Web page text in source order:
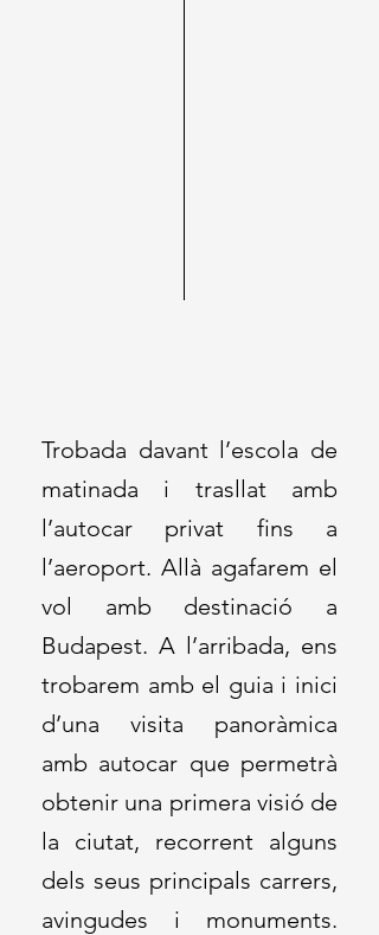
Trobada davant l’escola de
matinada i trasllat amb
l’autocar privat fins a
l’aeroport. Allà agafarem el
vol amb destinació a
Budapest. A l’arribada, ens
trobarem amb el guia i inici
d’una visita panoràmica
amb autocar que permetrà
obtenir una primera visió de
la ciutat, recorrent alguns
dels seus principals carrers,
avingudes i monuments.